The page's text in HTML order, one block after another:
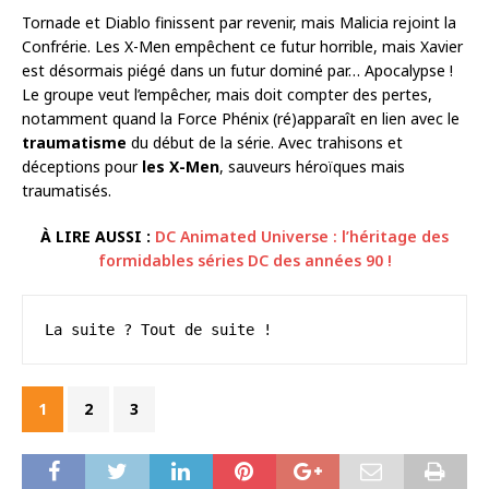
Tornade et Diablo finissent par revenir, mais Malicia rejoint la
Confrérie. Les X-Men empêchent ce futur horrible, mais Xavier
est désormais piégé dans un futur dominé par… Apocalypse !
Le groupe veut l’empêcher, mais doit compter des pertes,
notamment quand la Force Phénix (ré)apparaît en lien avec le
traumatisme du début de la série. Avec trahisons et
déceptions pour les X-Men, sauveurs héroïques mais
traumatisés.
À LIRE AUSSI : DC Animated Universe : l’héritage des
formidables séries DC des années 90 !
La suite ? Tout de suite !
1 2 3